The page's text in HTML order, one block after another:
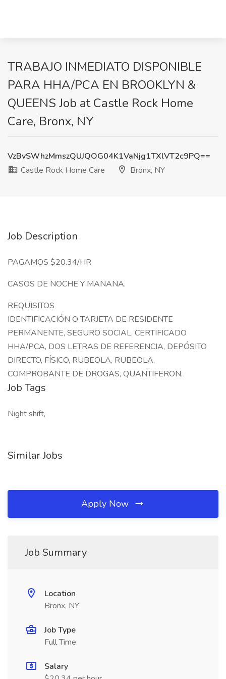
TRABAJO INMEDIATO DISPONIBLE
PARA HHA/PCA EN BROOKLYN &
QUEENS Job at Castle Rock Home
Care, Bronx, NY
VzBvSWhzMmszQUJQOG04K1VaNjg1TXlVT2c9PQ==
Castle Rock Home Care
Bronx, NY
Job Description
PAGAMOS $20.34/HR
CASOS DE NOCHE Y MANANA.
REQUISITOS
IDENTIFICACIÓN O TARJETA DE RESIDENTE
PERMANENTE, SEGURO SOCIAL, CERTIFICADO
HHA/PCA, DOS LETRAS DE REFERENCIA, DEPÓSITO
DIRECTO, FÍSICO, RUBEOLA, RUBEOLA,
COMPROBANTE DE DROGAS, QUANTIFERON.
Job Tags
Night shift,
Similar Jobs
Apply Now
Job Summary
Location
Bronx, NY
Job Type
Full Time
Salary